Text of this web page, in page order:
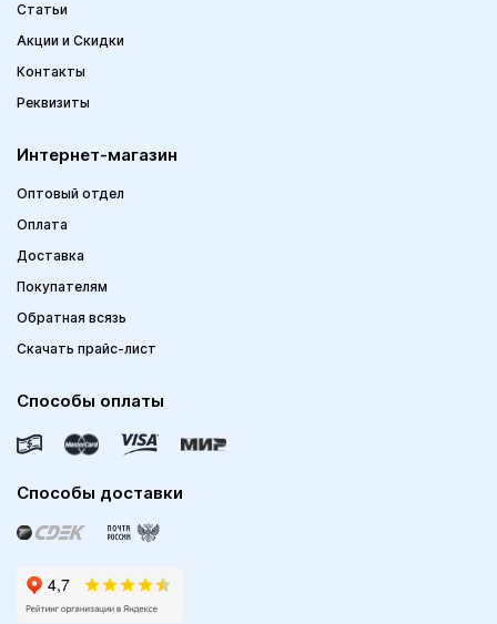
Статьи
Акции и Скидки
Контакты
Реквизиты
Интернет-магазин
Оптовый отдел
Оплата
Доставка
Покупателям
Обратная всязь
Скачать прайс-лист
Способы оплаты
Способы доставки